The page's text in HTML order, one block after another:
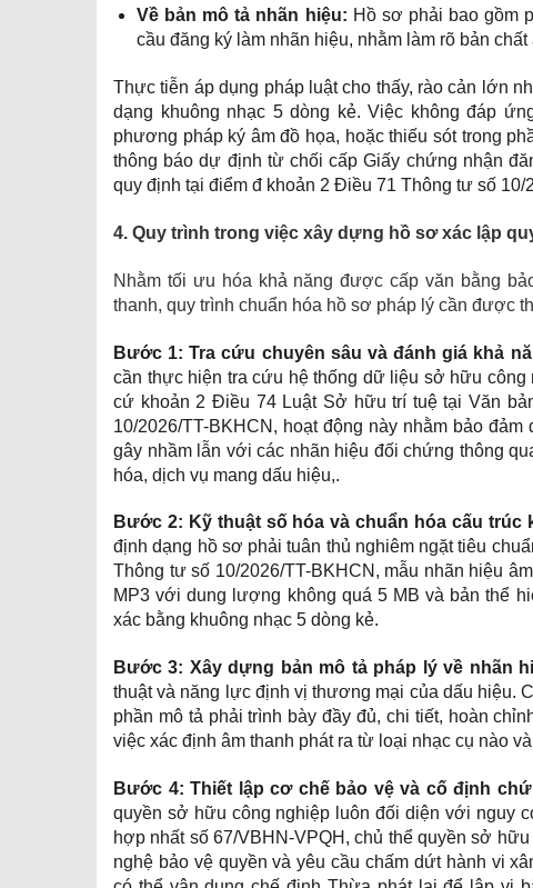
Về bản mô tả nhãn hiệu: Hồ sơ phải bao gồm
cầu đăng ký làm nhãn hiệu, nhằm làm rõ bản
Thực tiễn áp dụng pháp luật cho thấy, rào cản lớn
dạng khuông nhạc 5 dòng kẻ. Việc không đáp
phương pháp ký âm đồ họa, hoặc thiếu sót trong
thông báo dự định từ chối cấp Giấy chứng nhận
quy định tại điểm đ khoản 2 Điều 71 Thông tư số 10/
4. Quy trình trong việc xây dựng hồ sơ xác lập
Nhằm tối ưu hóa khả năng được cấp văn bằng
thanh, quy trình chuẩn hóa hồ sơ pháp lý cần được
Bước 1: Tra cứu chuyên sâu và đánh giá khả
cần thực hiện tra cứu hệ thống dữ liệu sở hữu công
cứ khoản 2 Điều 74 Luật Sở hữu trí tuệ tại Văn
10/2026/TT-BKHCN, hoạt động này nhằm bảo
gây nhầm lẫn với các nhãn hiệu đối chứng thông
hóa, dịch vụ mang dấu hiệu,.
Bước 2: Kỹ thuật số hóa và chuẩn hóa cấu trúc
định dạng hồ sơ phải tuân thủ nghiêm ngặt tiêu
Thông tư số 10/2026/TT-BKHCN, mẫu nhãn hiệu
MP3 với dung lượng không quá 5 MB và bản thể
xác bằng khuông nhạc 5 dòng kẻ.
Bước 3: Xây dựng bản mô tả pháp lý về nhãn
thuật và năng lực định vị thương mại của dấu hiệu.
phần mô tả phải trình bày đầy đủ, chi tiết, hoàn
việc xác định âm thanh phát ra từ loại nhạc cụ nào
Bước 4: Thiết lập cơ chế bảo vệ và cố định
quyền sở hữu công nghiệp luôn đối diện với nguy
hợp nhất số 67/VBHN-VPQH, chủ thể quyền sở
nghệ bảo vệ quyền và yêu cầu chấm dứt hành vi